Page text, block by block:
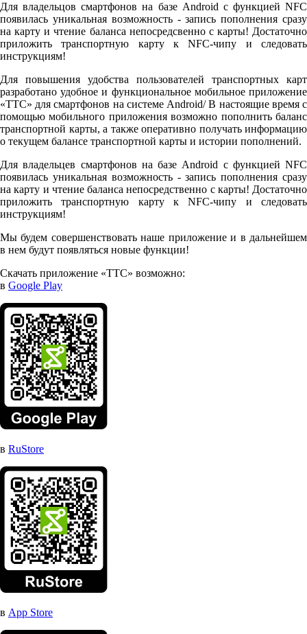
Для владельцов смартфонов на базе Android с функцией NFC
появилась уникальная возможность - запись пополнения сразу
на карту и чтение баланса непосредсвенно с карты! Достаточно
приложить транспортную карту к NFC-чипу и следовать
инструкциям!
Для повышения удобства пользователей транспортных карт
разработано удобное и функциональное мобильное приложение
«ТТС» для смартфонов на системе Android/ В настоящие время с
помощью мобильного приложения возможно пополнить баланс
транспортной карты, а также оперативно получать информацию
о текущем балансе транспортной карты и истории пополнений.
Для владельцев смартфонов на базе Android с функцией NFC
появилась уникальная возможность - запись пополнения сразу
на карту и чтение баланса непосредственно с карты! Достаточно
приложить транспортную карту к NFC-чипу и следовать
инструкциям!
Мы будем совершенствовать наше приложение и в дальнейшем
в нем будут появляться новые функции!
Скачать приложение «ТТС» возможно:
в Google Play
в RuStore
в App Store